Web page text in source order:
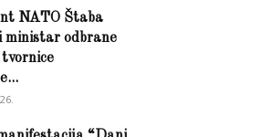
NATO Štaba
ministar odbrane